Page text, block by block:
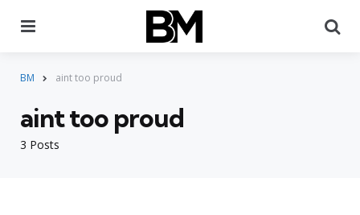
BM aint too proud
3 Posts
aint too proud